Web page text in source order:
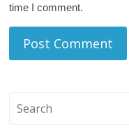
time I comment.